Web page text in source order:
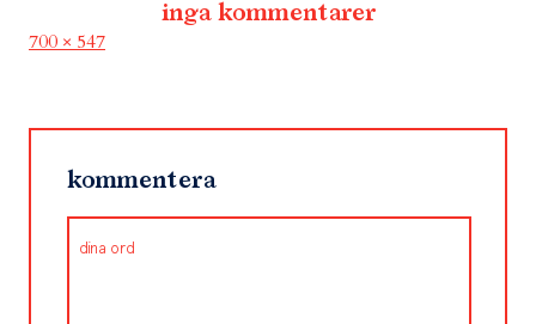
inga kommentarer
Full
700 × 547
kommentera